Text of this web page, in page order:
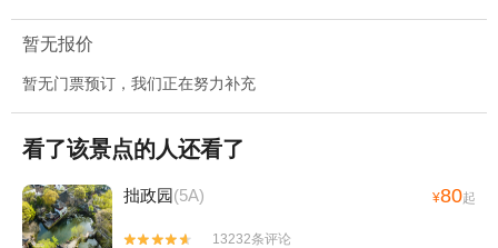
暂无报价
暂无门票预订，我们正在努力补充
看了该景点的人还看了
拙政园(5A) ¥80起


13232条评论